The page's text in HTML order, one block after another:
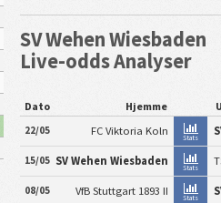
SV Wehen Wiesbaden
Live-odds Analyser
Dato Hjemme
22/05 FC Viktoria Koln
Stats
15/05 SV Wehen Wiesbaden
Stats
08/05 VfB Stuttgart 1893 II
Stats